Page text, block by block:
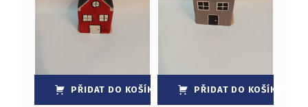
PŘIDAT DO KOŠÍKU PŘIDAT DO KOŠÍKU